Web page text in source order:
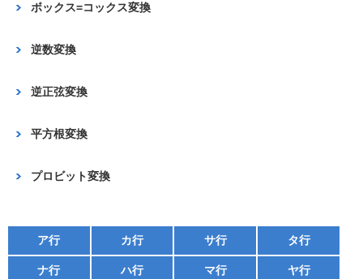
ボックス=コックス変換
逆数変換
逆正弦変換
平方根変換
プロビット変換
ア行 カ行 サ行 タ行
ナ行 ハ行 マ行 ヤ行